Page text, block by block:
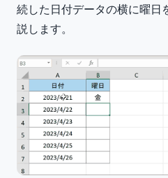
続した日付データの横に曜日
説します。